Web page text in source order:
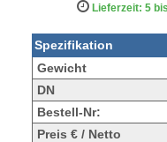
Lieferzeit: 5
Spezifikation
Gewicht
DN
Bestell-Nr:
Preis € / Netto